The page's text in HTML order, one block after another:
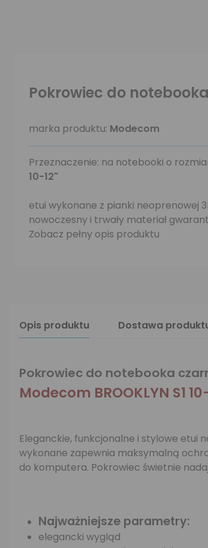
Pokrowiec do notebooka
marka produktu: Modecom
Przeznaczenie: na notebooki o
10-12"
etui wykonane z pianki neoprenowej
nowoczesny i trwały materiał
Zobacz pełny opis produktu
Opis produktu Dostawa
Pokrowiec do notebooka
Modecom BROOKLYN S1
Eleganckie, funkcjonalne i stylowe etui
wykonane zapewnia maksymalną
do komputera. Pokrowiec świetnie
Najważniejsze parametry:
elegancki wygląd